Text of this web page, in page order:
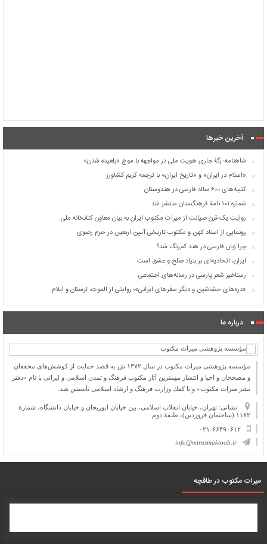
آخرین خبرها
شاهنامه؛ رگۀ جاری هویت ملی در مواجهه با موج «بلعیده شدن»
«اسلام در ایران» و «تاریخ ایران» با ترجمه کریم کشاورز
کتیبه‌های ۶۰۰ ساله فارسی در هندوستان
شماره ۱۰۱ نامۀ فرهنگستان منتشر شد
روایت یک قرن صیانت از میراث مکتوب ایران به بیان معاون کتابخانه ملی
رونمایی از اسناد کهن و مکتوب تاریخی آیین اربعین در حرم رضوی
چرا زبان فارسی در هند کم‌رنگ شد؟
ایران، اتحادیه‌ای بر بنیاد صلح و عشق است
رستاخیز شعر پارسی در رسانه‌های اجتماعی
«دره‌های حشاشین و دیگر سفرهای ایرانی»؛ روایتی از الموت، لرستان و ایلام
درباره ما
مؤسسه پژوهشی میراث مكتوب در سال ۱۳۷۲ ش به قصد حمایت از كوشش‌های محققان
و مصححان و احیا و انتشار مهمترین آثار مكتوب فرهنگ و تمدن اسلامی و ایرانی با نام «دفتر
نشر میراث مكتوب» و با كمك وزارت فرهنگ و ارشاد اسلامی تأسیس شد.
نشانی: تهران، خیابان انقلاب اسلامی، بین خیابان ابوریحان و خیابان دانشگاه، شمارۀ
۱۱۸۲ (ساختمان فروردین)، طبقۀ دوم
۰۲۱-۶۶۴۹۰۶۱۲
info@mirasmaktoob.ir
میرات مکتوب در طاقچه